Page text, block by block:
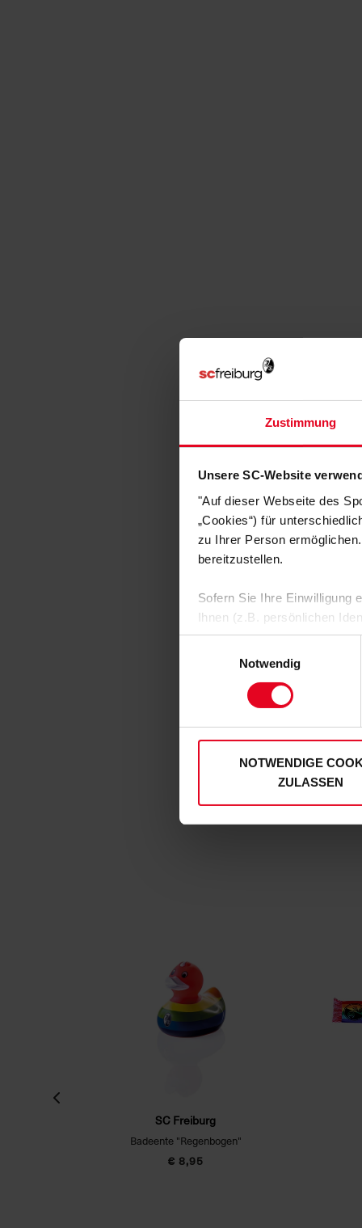
Zustimmung
Unsere SC-Website
"Auf dieser Webseite des
„Cookies“) für
zu Ihrer Person
bereitzustellen.
Sofern Sie Ihre Einwilligung
Ihnen (z.B. persönlichen
zulassen“-Button stimmen
personenbezogenen Daten
Soweit Sie „Notwendige
Notwendig
NOTWENDIGE
ZULASSEN
SC Freiburg
Badeente "Regenbogen"
€ 8,95